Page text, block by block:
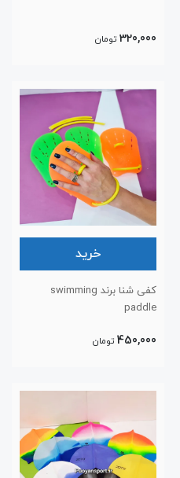
320,000 تومان
خرید
کفی شنا برند swimming
paddle
450,000 تومان